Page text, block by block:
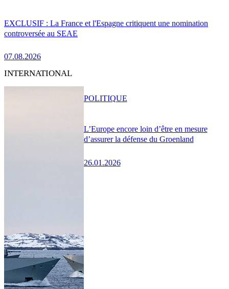
EXCLUSIF : La France et l'Espagne critiquent une nomination
controversée au SEAE
07.08.2026
INTERNATIONAL
L’Europe encore loin d’être en mesure
d’assurer la défense du Groenland
26.01.2026
POLITIQUE